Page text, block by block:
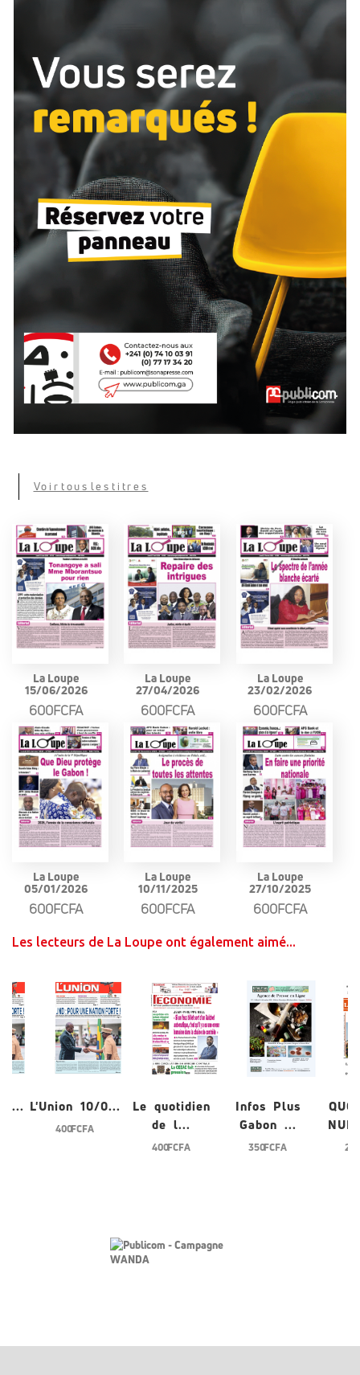
Voir tous les titres
La Loupe
15/06/2026
600FCFA
La Loupe
27/04/2026
600FCFA
La Loupe
23/02/2026
600FCFA
La Loupe
05/01/2026
600FCFA
La Loupe
10/11/2025
600FCFA
La Loupe
27/10/2025
600FCFA
Les lecteurs de La Loupe ont également aimé...
0... L'Union 10/0...
400 FCFA
Le quotidien
de l...
400 FCFA
Infos Plus
Gabon ...
350 FCFA